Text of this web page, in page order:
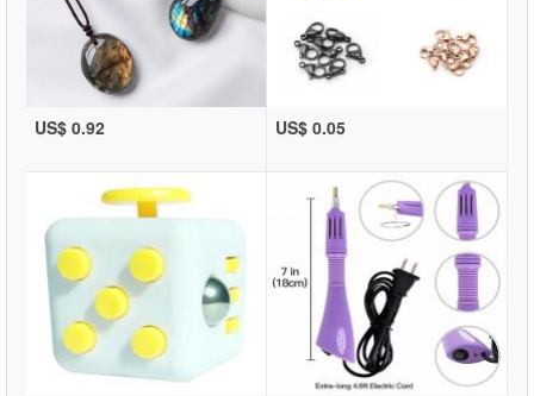
US$ 0.92 US$ 0.05